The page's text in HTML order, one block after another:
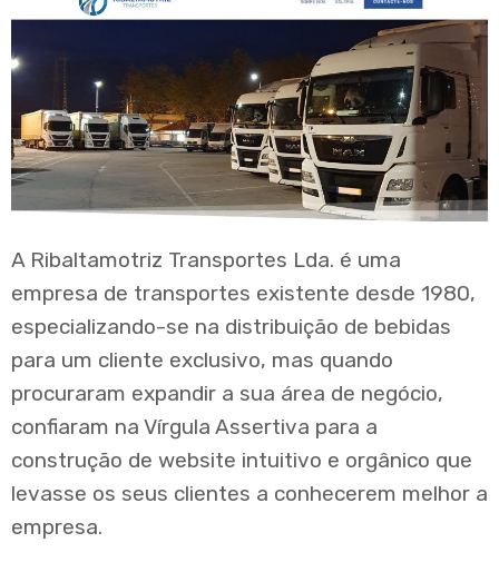
A Ribaltamotriz Transportes Lda. é uma
empresa de transportes existente desde 1980,
especializando-se na distribuição de bebidas
para um cliente exclusivo, mas quando
procuraram expandir a sua área de negócio,
confiaram na Vírgula Assertiva para a
construção de website intuitivo e orgânico que
levasse os seus clientes a conhecerem melhor a
empresa.